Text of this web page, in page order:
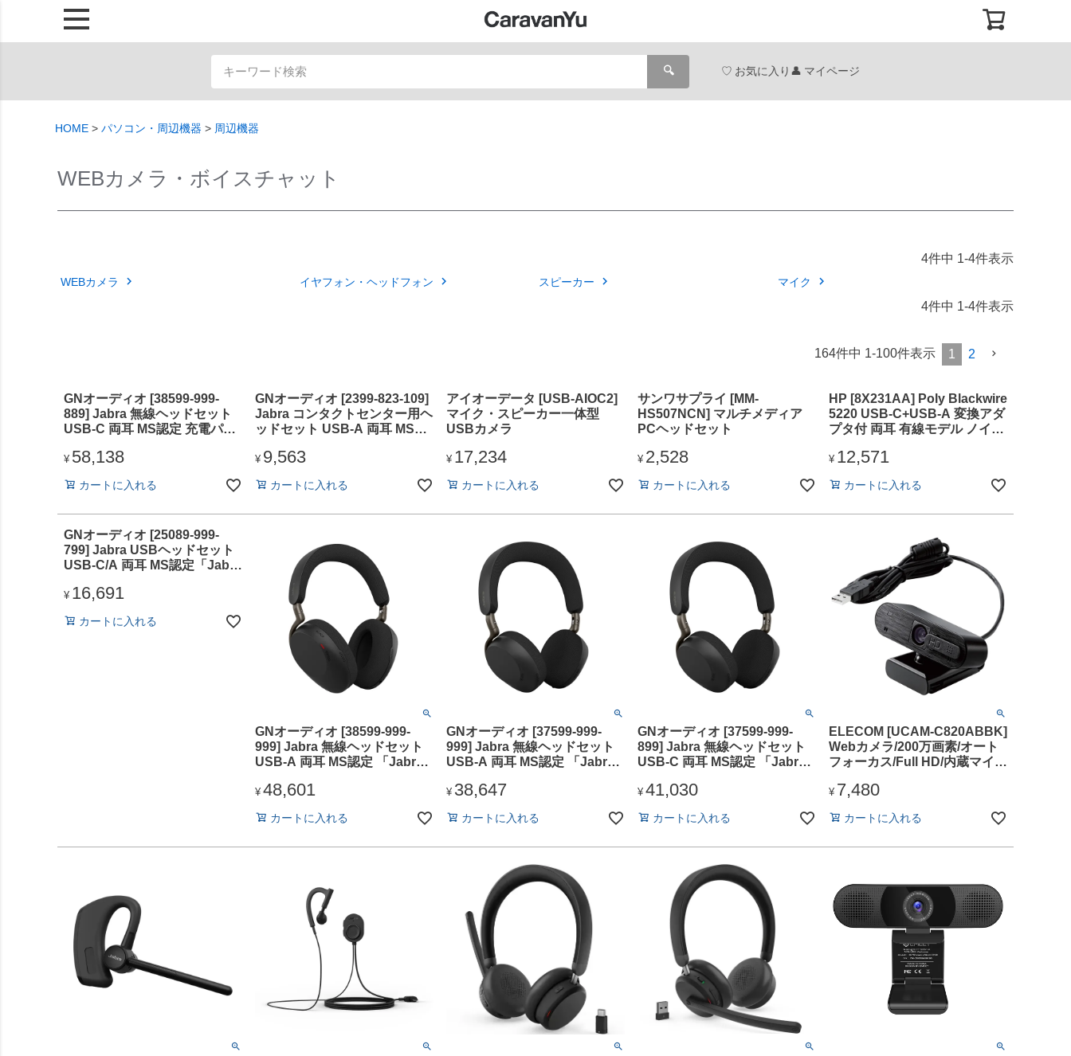
🔍 お気に入り マイページ
HOME パソコン・周辺機器 周辺機器
WEBカメラ・ボイスチャット
4件中 1-4件表示
WEBカメラ イヤフォン・ヘッドフォン スピーカー マイク
4件中 1-4件表示
164件中 1-100件表示 1 2
GNオーディオ [38599-999-
889] Jabra 無線ヘッドセット
USB-C 両耳 MS認定 充電パッ
Link390c Black WLC chrg」
¥ 58,138
カートに入れる
GNオーディオ [2399-823-109]
Jabra コンタクトセンター用ヘ
ッドセット USB-A 両耳 MS認
Duo」
¥ 9,563
カートに入れる
アイオーデータ [USB-AIOC2]
マイク・スピーカー一体型
USBカメラ
¥ 17,234
カートに入れる
サンワサプライ [MM-
HS507NCN] マルチメディア
PCヘッドセット
¥ 2,528
カートに入れる
HP [8X231AA] Poly Blackwire
5220 USB-C+USB-A 変換アダ
プタ付 両耳 有線モデル ノイズ
ザレットイヤークッション
¥ 12,571
カートに入れる
GNオーディオ [25089-999-
799] Jabra USBヘッドセット
USB-C/A 両耳 MS認定「Jabra
C/A」
¥ 16,691
カートに入れる
GNオーディオ [38599-999-
999] Jabra 無線ヘッドセット
USB-A 両耳 MS認定 「Jabra
Black」
¥ 48,601
カートに入れる
GNオーディオ [37599-999-
999] Jabra 無線ヘッドセット
USB-A 両耳 MS認定 「Jabra
Black」
¥ 38,647
カートに入れる
GNオーディオ [37599-999-
899] Jabra 無線ヘッドセット
USB-C 両耳 MS認定 「Jabra
Black」
¥ 41,030
カートに入れる
ELECOM [UCAM-C820ABBK]
Webカメラ/200万画素/オート
フォーカス/Full HD/内蔵マイク
¥ 7,480
カートに入れる